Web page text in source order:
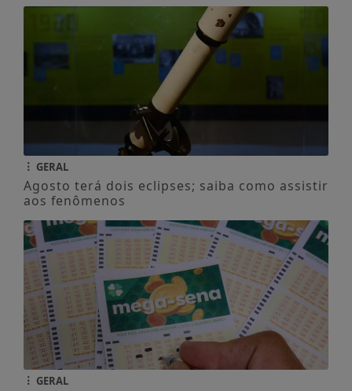
GERAL
Agosto terá dois eclipses; saiba como assistir
aos fenômenos
GERAL